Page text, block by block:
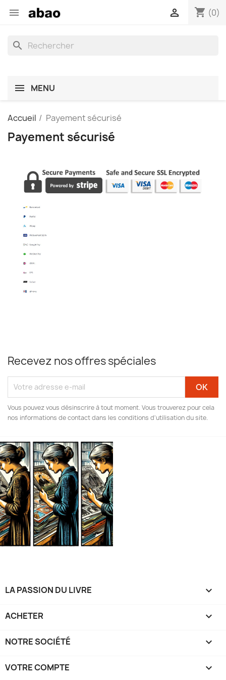
 shopping_cart (0)

search
MENU
Accueil Payement sécurisé
Payement sécurisé
Recevez nos offres spéciales
Vous pouvez vous désinscrire à tout moment. Vous trouverez pour cela
nos informations de contact dans les conditions d'utilisation du site.
LA PASSION DU LIVRE 
ACHETER 
NOTRE SOCIÉTÉ 
VOTRE COMPTE 